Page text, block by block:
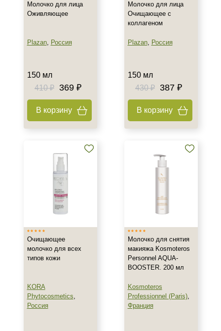
Россия
Показать еще
Класс косметики
Домашняя
Профессиональная
Все типы кожи
Проблемная
Любой возраст
Любой возраст (от 18 лет)
После 20
Действие
Восстановление
Молочко для лица
Оживляющее
Plazan, Россия
150 мл
410 ₽
369 ₽
В корзину
Молочко для лица
Очищающее с
коллагеном
Plazan, Россия
150 мл
430 ₽
387 ₽
В корзину
Очищающее
молочко для всех
типов кожи
KORA
Phytocosmetics,
Россия
Молочко для снятия
макияжа Kosmoteros
Personnel AQUA-
BOOSTER. 200 мл
Kosmoteros
Professionnel (Paris),
Франция